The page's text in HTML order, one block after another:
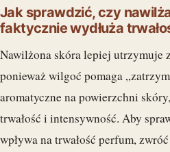
Jak sprawdzić, czy
faktycznie wydłuża
Nawilżona skóra lepiej utrzymuje
ponieważ wilgoć pomaga
aromatyczne na powierzchni
trwałość i intensywność. Aby
wpływa na trwałość perfum,